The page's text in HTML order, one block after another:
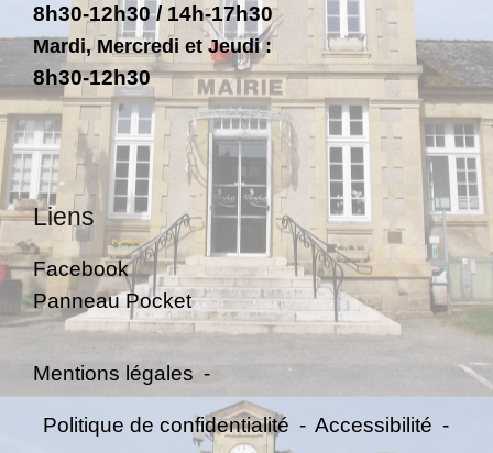
8h30-12h30 / 14h-17h30
Mardi, Mercredi et Jeudi :
8h30-12h30
Liens
Facebook
Panneau Pocket
Mentions légales -
Politique de confidentialité - Accessibilité -